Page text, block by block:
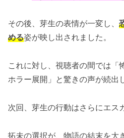
その後、芽生の表情が一変し、
める姿が映し出されました。
これに対し、視聴者の間では
ホラー展開」と驚きの声が続出
次回、芽生の行動はさらにエス
拓未の選択が、物語の結末を大